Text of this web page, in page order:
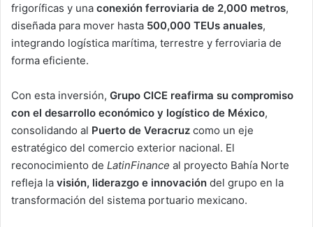
frigoríficas y una conexión ferroviaria de 2,000 metros,
diseñada para mover hasta 500,000 TEUs anuales,
integrando logística marítima, terrestre y ferroviaria de
forma eficiente.
Con esta inversión, Grupo CICE reafirma su compromiso
con el desarrollo económico y logístico de México,
consolidando al Puerto de Veracruz como un eje
estratégico del comercio exterior nacional. El
reconocimiento de LatinFinance al proyecto Bahía Norte
refleja la visión, liderazgo e innovación del grupo en la
transformación del sistema portuario mexicano.